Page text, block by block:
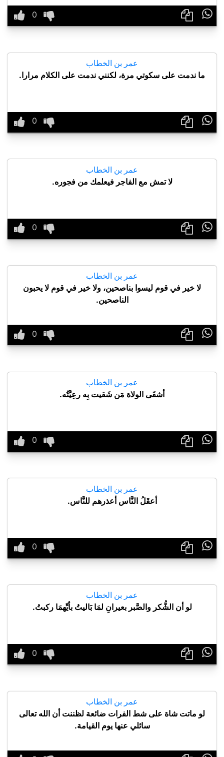

عمر بن الخطاب
ما ندمت على سكوتي مرة، لكنني ندمت على الكلام مرارا.

عمر بن الخطاب
لا تمش مع الفاجر فيعلمك من فجوره.

عمر بن الخطاب
لا خير في قوم ليسوا بناصحين، ولا خير في قوم لا يحبون
الناصحين.

عمر بن الخطاب
أشقَى الولاة مَن شَقيت بِه رعِيَّتُه.

عمر بن الخطاب
أعقَلُ النَّاس أعذرهم للنَّاس.

عمر بن الخطاب
لو أن الشُّكر والصَّبر بعيرانِ لمَا بَاليتُ بأيِّهمَا ركبتُ.

عمر بن الخطاب
لو ماتت شاة على شط الفرات ضائعة لظننت أن الله تعالى
سائلي عنها يوم القيامة.